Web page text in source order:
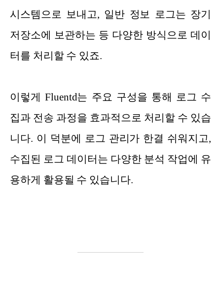
시스템으로 보내고, 일반 정보 로그는 장기
저장소에 보관하는 등 다양한 방식으로 데이
터를 처리할 수 있죠.
이렇게 Fluentd는 주요 구성을 통해 로그 수
집과 전송 과정을 효과적으로 처리할 수 있습
니다. 이 덕분에 로그 관리가 한결 쉬워지고,
수집된 로그 데이터는 다양한 분석 작업에 유
용하게 활용될 수 있습니다.